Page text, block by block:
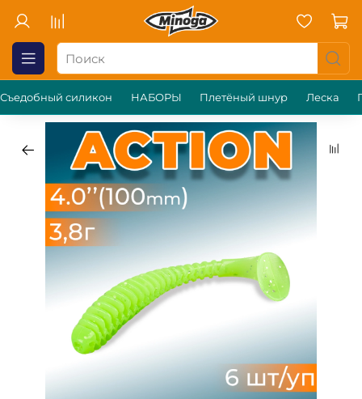
Съедобный силикон НАБОРЫ Плетёный шнур Леска